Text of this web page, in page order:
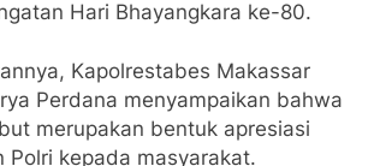
Hari Bhayangkara ke-80.
Kapolrestabes Makassar
Perdana menyampaikan bahwa
merupakan bentuk apresiasi
Polri kepada masyarakat.